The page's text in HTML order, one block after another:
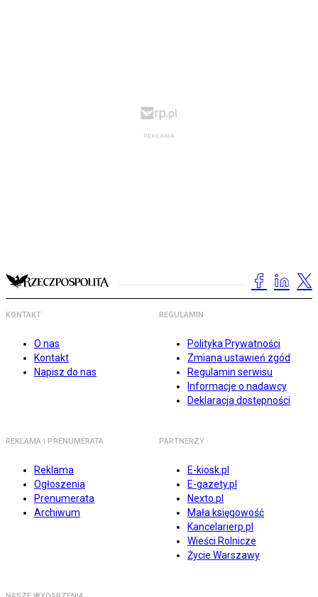
KONTAKT
O nas
Kontakt
Napisz do nas
REGULAMIN
Polityka Prywatności
Zmiana ustawień zgód
Regulamin serwisu
Informacje o nadawcy
Deklaracja dostępności
REKLAMA I PRENUMERATA
Reklama
Ogłoszenia
Prenumerata
Archiwum
PARTNERZY
E-kiosk.pl
E-gazety.pl
Nexto.pl
Mała księgowość
Kancelarierp.pl
Wieści Rolnicze
Życie Warszawy